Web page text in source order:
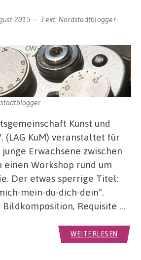
2015 Text: Nordstadtblogger-
Kunst und
(LAG KuM) veranstaltet für
Erwachsene zwischen
einen Workshop rund um
Der etwas sperrige Titel:
mein-du-dich-dein“.
Requisite …
WEITERLESEN